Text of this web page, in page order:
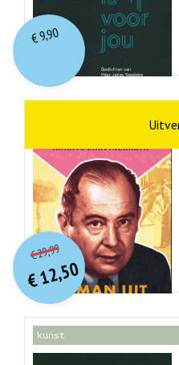
€9,90
€29,99O
orspr
onkelijke
prijs
was:
€ 29,99.
€12,50
Huidige
prijs
is:€ 12,50.
kunst